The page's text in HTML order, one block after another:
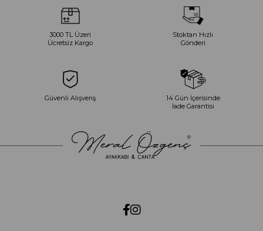
3000 TL Üzeri
Ücretsiz Kargo
Stoktan Hızlı
Gönderi
Güvenli Alışveriş
14 Gün İçerisinde
İade Garantisi